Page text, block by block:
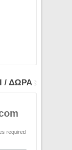
/ ΔΩΡΑ
required